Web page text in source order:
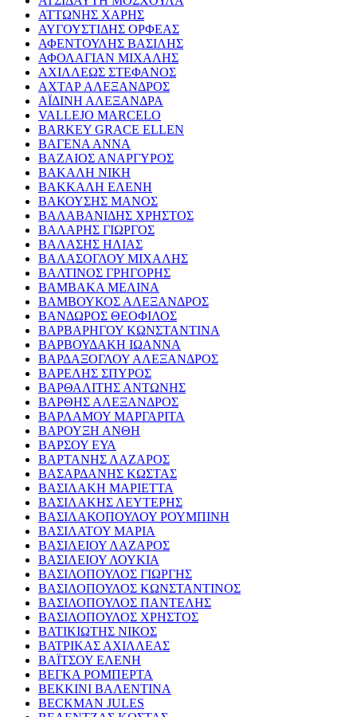
ΑΤΤΩΝΗΣ ΧΑΡΗΣ
ΑΥΓΟΥΣΤΙΔΗΣ ΟΡΦΕΑΣ
ΑΦΕΝΤΟΥΛΗΣ ΒΑΣΙΛΗΣ
ΑΦΟΛΑΓΙΑΝ ΜΙΧΑΛΗΣ
ΑΧΙΛΛΕΩΣ ΣΤΕΦΑΝΟΣ
ΑΧΤΑΡ ΑΛΕΞΑΝΔΡΟΣ
ΑΪΔΙΝΗ ΑΛΕΞΑΝΔΡΑ
VALLEJO MARCELO
BARKEY GRACE ELLEN
ΒΑΓΕΝΑ ΑΝΝΑ
ΒΑΖΑΙΟΣ ΑΝΑΡΓΥΡΟΣ
ΒΑΚΑΛΗ ΝΙΚΗ
ΒΑΚΚΑΛΗ ΕΛΕΝΗ
ΒΑΚΟΥΣΗΣ ΜΑΝΟΣ
ΒΑΛΑΒΑΝΙΔΗΣ ΧΡΗΣΤΟΣ
ΒΑΛΑΡΗΣ ΓΙΩΡΓΟΣ
ΒΑΛΑΣΗΣ ΗΛΙΑΣ
ΒΑΛΑΣΟΓΛΟΥ ΜΙΧΑΛΗΣ
ΒΑΛΤΙΝΟΣ ΓΡΗΓΟΡΗΣ
ΒΑΜΒΑΚΑ ΜΕΛΙΝΑ
ΒΑΜΒΟΥΚΟΣ ΑΛΕΞΑΝΔΡΟΣ
ΒΑΝΔΩΡΟΣ ΘΕΟΦΙΛΟΣ
ΒΑΡΒΑΡΗΓΟΥ ΚΩΝΣΤΑΝΤΙΝΑ
ΒΑΡΒΟΥΔΑΚΗ ΙΩΑΝΝΑ
ΒΑΡΔΑΞΟΓΛΟΥ ΑΛΕΞΑΝΔΡΟΣ
ΒΑΡΕΛΗΣ ΣΠΥΡΟΣ
ΒΑΡΘΑΛΙΤΗΣ ΑΝΤΩΝΗΣ
ΒΑΡΘΗΣ ΑΛΕΞΑΝΔΡΟΣ
ΒΑΡΛΑΜΟΥ ΜΑΡΓΑΡΙΤΑ
ΒΑΡΟΥΞΗ ΑΝΘΗ
ΒΑΡΣΟΥ ΕΥΑ
ΒΑΡΤΑΝΗΣ ΛΑΖΑΡΟΣ
ΒΑΣΑΡΔΑΝΗΣ ΚΩΣΤΑΣ
ΒΑΣΙΛΑΚΗ ΜΑΡΙΕΤΤΑ
ΒΑΣΙΛΑΚΗΣ ΛΕΥΤΕΡΗΣ
ΒΑΣΙΛΑΚΟΠΟΥΛΟΥ ΡΟΥΜΠΙΝΗ
ΒΑΣΙΛΑΤΟΥ ΜΑΡΙΑ
ΒΑΣΙΛΕΙΟΥ ΛΑΖΑΡΟΣ
ΒΑΣΙΛΕΙΟΥ ΛΟΥΚΙΑ
ΒΑΣΙΛΟΠΟΥΛΟΣ ΓΙΩΡΓΗΣ
ΒΑΣΙΛΟΠΟΥΛΟΣ ΚΩΝΣΤΑΝΤΙΝΟΣ
ΒΑΣΙΛΟΠΟΥΛΟΣ ΠΑΝΤΕΛΗΣ
ΒΑΣΙΛΟΠΟΥΛΟΣ ΧΡΗΣΤΟΣ
ΒΑΤΙΚΙΩΤΗΣ ΝΙΚΟΣ
ΒΑΤΡΙΚΑΣ ΑΧΙΛΛΕΑΣ
ΒΑΪΤΣΟΥ ΕΛΕΝΗ
ΒΕΓΚΑ ΡΟΜΠΕΡΤΑ
ΒΕΚΚΙΝΙ ΒΑΛΕΝΤΙΝΑ
BECKMAN JULES